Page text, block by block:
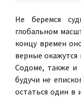
Не беремся
глобальном
концу времен
верные
Содоме, также и
будучи не
остаться один в